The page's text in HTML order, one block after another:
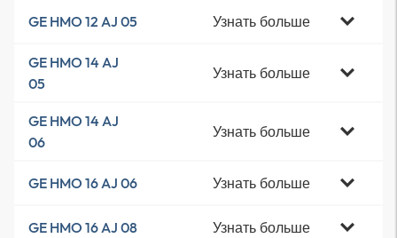
GE HMO 12 AJ 05 Узнать больше
GE HMO 14 AJ
05
Узнать больше
GE HMO 14 AJ
06
Узнать больше
GE HMO 16 AJ 06 Узнать больше
GE HMO 16 AJ 08 Узнать больше